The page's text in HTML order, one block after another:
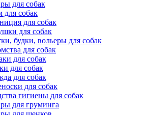
для собак
для собак
для собак
для собак
будки, вольеры для собак
для собак
для собак
для собак
для собак
для собак
гигиены для собак
для груминга